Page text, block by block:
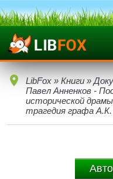
LibFox » Книги »
Павел Анненков -
исторической
трагедия графа